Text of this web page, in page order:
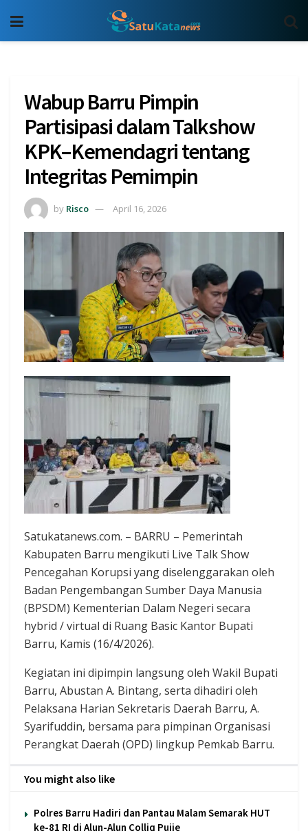
Wabup Barru Pimpin
Partisipasi dalam Talkshow
KPK–Kemendagri tentang
Integritas Pemimpin
by Risco April 16, 2026
Satukatanews.com. – BARRU – Pemerintah
Kabupaten Barru mengikuti Live Talk Show
Pencegahan Korupsi yang diselenggarakan oleh
Badan Pengembangan Sumber Daya Manusia
(BPSDM) Kementerian Dalam Negeri secara
hybrid / virtual di Ruang Basic Kantor Bupati
Barru, Kamis (16/4/2026).
Kegiatan ini dipimpin langsung oleh Wakil Bupati
Barru, Abustan A. Bintang, serta dihadiri oleh
Pelaksana Harian Sekretaris Daerah Barru, A.
Syarifuddin, bersama para pimpinan Organisasi
Perangkat Daerah (OPD) lingkup Pemkab Barru.
You might also like
Polres Barru Hadiri dan Pantau Malam Semarak HUT
ke-81 RI di Alun-Alun Colliq Pujie